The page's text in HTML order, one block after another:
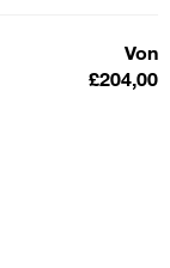
Von
£204,00